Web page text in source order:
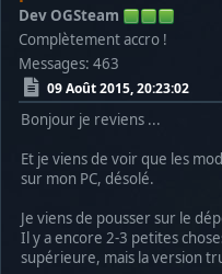
Notice: Undefined
Warning:
Warning:
Warning:
Warning:
Dev OGSteam
Complètement accro !
Messages: 463
09 Août 2015, 20:23:02
Bonjour je reviens ...
Et je viens de voir que les
sur mon PC, désolé.
Je viens de pousser sur le
Il y a encore 2-3 petites
supérieure, mais la version